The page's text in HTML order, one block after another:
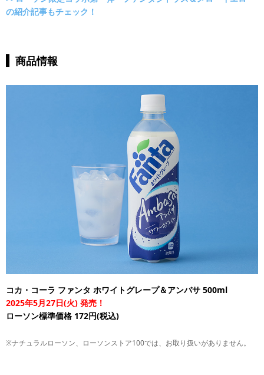
の紹介記事もチェック！
商品情報
コカ・コーラ ファンタ ホワイトグレープ＆アンバサ 500ml
2025年5月27日(火) 発売！
ローソン標準価格 172円(税込)
※ナチュラルローソン、ローソンストア100では、お取り扱いがありません。